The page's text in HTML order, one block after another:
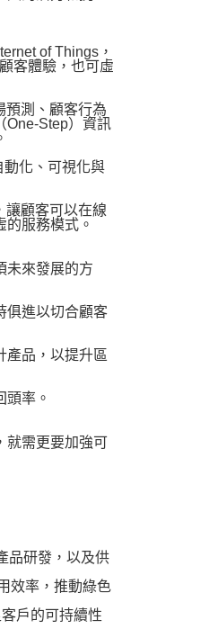
of Things，
客體驗，也可虛
測、顧客行為
One-Step）資訊
化、可視化與
顧客可以在線
服務模式。
來發展的方
進以切合顧客
品，以提升區
率。
需更要加強可
品研發，以及供
效率，推動綠色
戶的可持續性